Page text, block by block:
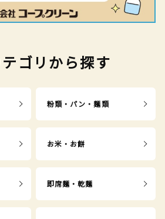
ゴリから探す
粉類・パン・麺類
お米・お餅
即席麺・乾麺